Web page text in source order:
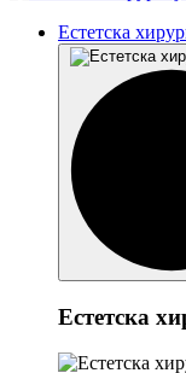
Естетска
Естетска